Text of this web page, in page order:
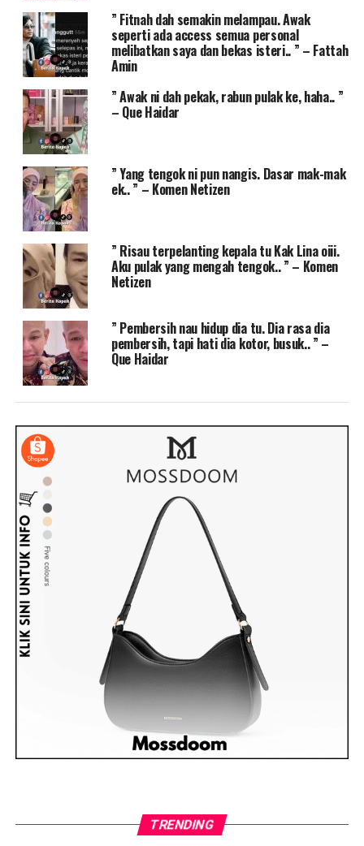
” Fitnah dah semakin melampau. Awak
seperti ada access semua personal
melibatkan saya dan bekas isteri.. ” – Fattah
Amin
” Awak ni dah pekak, rabun pulak ke, haha.. ”
– Que Haidar
” Yang tengok ni pun nangis. Dasar mak-mak
ek.. ” – Komen Netizen
” Risau terpelanting kepala tu Kak Lina oiii.
Aku pulak yang mengah tengok.. ” – Komen
Netizen
” Pembersih nau hidup dia tu. Dia rasa dia
pembersih, tapi hati dia kotor, busuk.. ” –
Que Haidar
TRENDING